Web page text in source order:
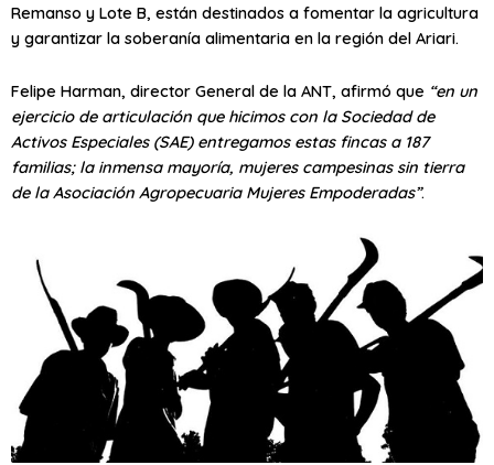
Remanso y Lote B, están destinados a fomentar la agricultura
y garantizar la soberanía alimentaria en la región del Ariari.
Felipe Harman, director General de la ANT, afirmó que “en un
ejercicio de articulación que hicimos con la Sociedad de
Activos Especiales (SAE) entregamos estas fincas a 187
familias; la inmensa mayoría, mujeres campesinas sin tierra
de la Asociación Agropecuaria Mujeres Empoderadas”.